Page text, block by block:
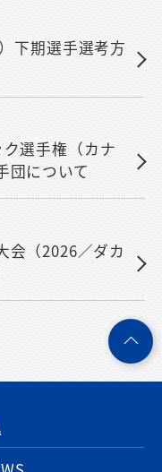
下期選手選考方
選手権（カナ
団について
会（2026／ダカ